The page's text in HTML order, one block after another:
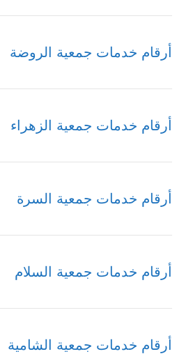
أرقام خدمات جمعية الروضة
أرقام خدمات جمعية الزهراء
أرقام خدمات جمعية السرة
أرقام خدمات جمعية السلام
أرقام خدمات جمعية الشامية